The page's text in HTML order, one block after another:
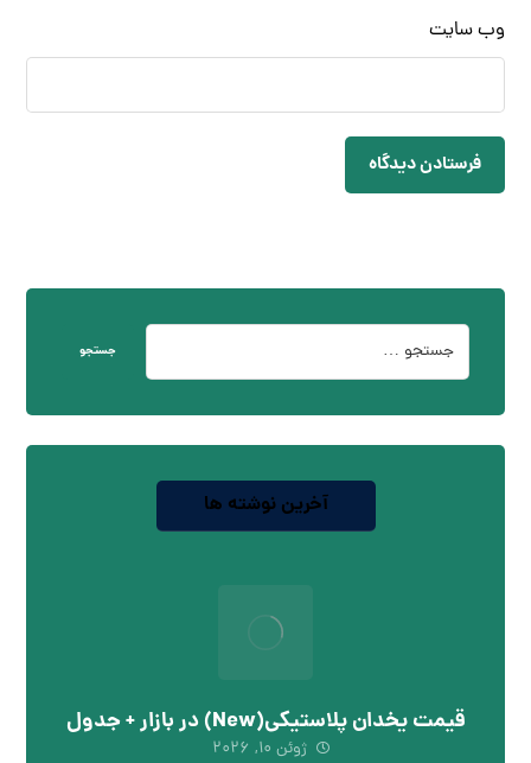
وب‌ سایت
فرستادن دیدگاه
جستجو
آخرین نوشته ها
قیمت یخدان پلاستیکی(New) در بازار + جدول
ژوئن ۱۰, ۲۰۲۶